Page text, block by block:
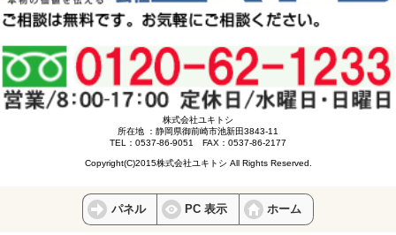
株式会社ユキトシ
所在地 ：静岡県御前崎市池新田3843-11
TEL：0537-86-9051 FAX：0537-86-2177
Copyright(C)2015株式会社ユキトシ All Rights Reserved.
パネル PC 表示 ホーム